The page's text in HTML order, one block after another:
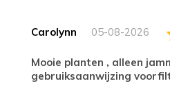
Carolynn 05-08-2026
Mooie planten , alleen jammer geen
gebruiksaanwijzing